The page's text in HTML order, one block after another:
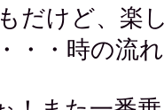
だけど、楽
・・時の流